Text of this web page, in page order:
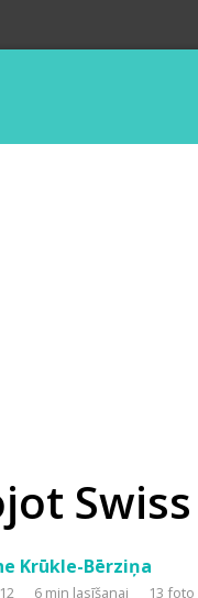
Krūkle-Bērziņa
6 min lasīšanai 13 foto